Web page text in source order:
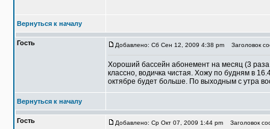
Вернуться к началу
Гость Добавлено: Сб Сен 12, 2009 4:38 pm Заголовок
Хороший бассейн абонемент на месяц (3
классно, водичка чистая. Хожу по будням в
октябре будет больше. По выходным с утра
Вернуться к началу
Гость Добавлено: Ср Окт 07, 2009 1:44 pm Заголовок